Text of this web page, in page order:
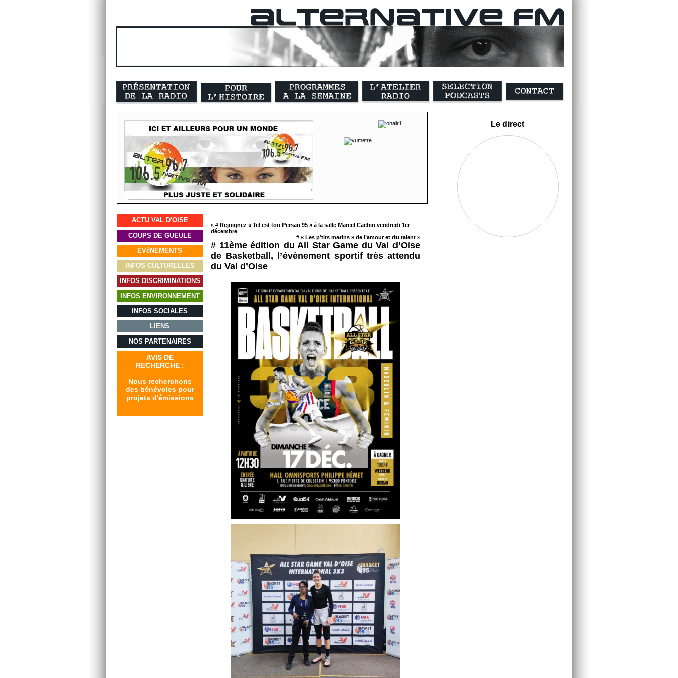
Le direct
ACTU VAL D'OISE
COUPS DE GUEULE
ÉVéNEMENTS
INFOS CULTURELLES
INFOS DISCRIMINATIONS
INFOS ENVIRONNEMENT
INFOS SOCIALES
LIENS
NOS PARTENAIRES
AVIS DE
RECHERCHE :
Nous recherchons
des bénévoles pour
projets d'émissions
« # Rejoignez « Tel est ton Persan 95 » à la salle Marcel Cachin vendredi 1er
décembre
# « Les p’tits matins » de l’amour et du talent »
# 11ème édition du All Star Game du Val d’Oise
de Basketball, l’évènement sportif très attendu
du Val d’Oise